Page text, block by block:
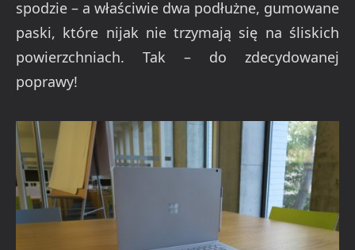
spodzie – a właściwie dwa podłużne, gumowane
paski, które nijak nie trzymają się na śliskich
powierzchniach. Tak – do zdecydowanej
poprawy!